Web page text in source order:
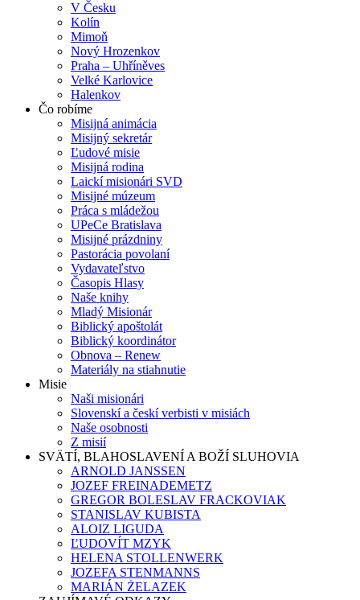
V Česku
Kolín
Mimoň
Nový Hrozenkov
Praha – Uhříněves
Velké Karlovice
Halenkov
Čo robíme
Misijná animácia
Misijný sekretár
Ľudové misie
Misijná rodina
Laickí misionári SVD
Misijné múzeum
Práca s mládežou
UPeCe Bratislava
Misijné prázdniny
Pastorácia povolaní
Vydavateľstvo
Časopis Hlasy
Naše knihy
Mladý Misionár
Biblický apoštolát
Biblický koordinátor
Obnova – Renew
Materiály na stiahnutie
Misie
Naši misionári
Slovenskí a českí verbisti v misiách
Naše osobnosti
Z misií
SVÄTÍ, BLAHOSLAVENÍ A BOŽÍ SLUHOVIA
ARNOLD JANSSEN
JOZEF FREINADEMETZ
GREGOR BOLESLAV FRACKOVIAK
STANISLAV KUBISTA
ALOIZ LIGUDA
ĽUDOVÍT MZYK
HELENA STOLLENWERK
JOZEFA STENMANNS
MARIÁN ŻELAZEK